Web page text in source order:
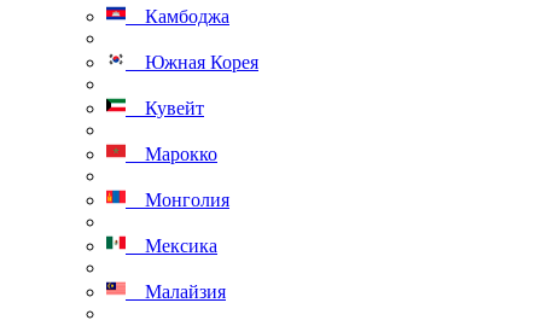
Камбоджа
Южная Корея
Кувейт
Марокко
Монголия
Мексика
Малайзия